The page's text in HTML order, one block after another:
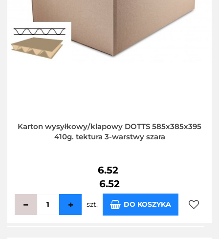
Karton wysyłkowy/klapowy DOTTS 585x385x395
410g. tektura 3-warstwy szara
6.52
6.52
szt. DO KOSZYKA